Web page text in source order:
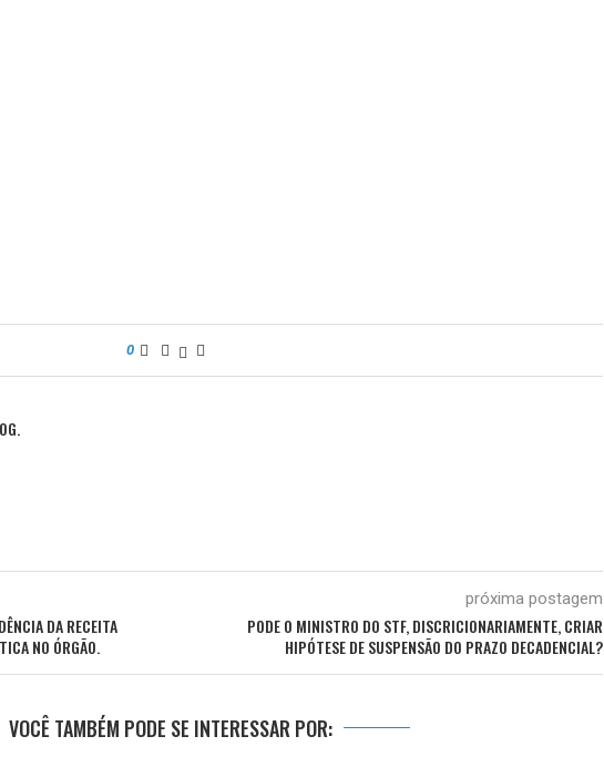
0
DA RECEITA
NO ÓRGÃO.
próxima postagem
PODE O MINISTRO DO STF, DISCRICIONARIAMENTE, CRIAR
HIPÓTESE DE SUSPENSÃO DO PRAZO DECADENCIAL?
VOCÊ TAMBÉM PODE SE INTERESSAR POR: